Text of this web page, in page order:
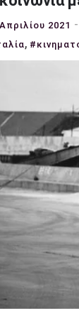
2021
,